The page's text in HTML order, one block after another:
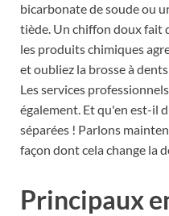
bicarbonate de soude ou
tiède. Un chiffon doux fait
les produits chimiques
et oubliez la brosse à
Les services
également. Et qu'en est-il
séparées ! Parlons
façon dont cela change la
Principaux